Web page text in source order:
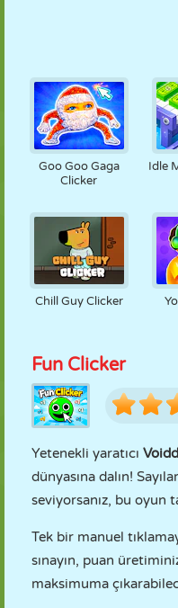
Goo Goo Gaga
Clicker
Idle
Chill Guy Clicker
Fun Clicker
Yetenekli yaratıcı
dünyasına dalın!
seviyorsanız, bu oyun
Tek bir manuel
sınayın, puan
maksimuma